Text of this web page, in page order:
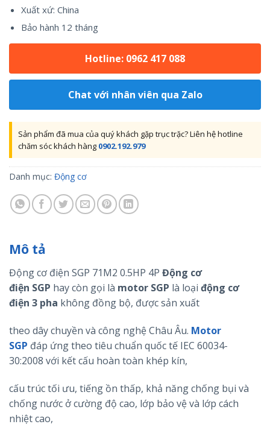
Xuất xứ: China
Bảo hành 12 tháng
Hotline: 0962 417 088
Chat với nhân viên qua Zalo
Sản phẩm đã mua của quý khách gặp trục trặc? Liên hệ hotline
chăm sóc khách hàng 0902.192.979
Danh mục: Động cơ
Mô tả
Động cơ điện SGP 71M2 0.5HP 4P Động cơ
điện SGP hay còn gọi là motor SGP là loại động cơ
điện 3 pha không đồng bộ, được sản xuất
theo dây chuyền và công nghệ Châu Âu. Motor
SGP đáp ứng theo tiêu chuẩn quốc tế IEC 60034-
30:2008 với kết cấu hoàn toàn khép kín,
cấu trúc tối ưu, tiếng ồn thấp, khả năng chống bụi và
chống nước ở cường độ cao, lớp bảo vệ và lớp cách
nhiệt cao,